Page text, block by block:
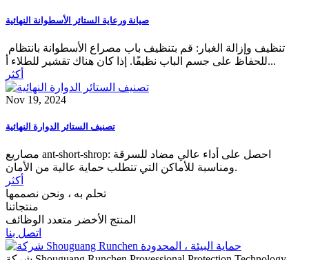
صيانة ورعاية الستائر الأسطوانة النهائية
للحفاظ على جسم الباب نظيفًا. إذا كان هناك تقشير للطلاء أ...
أكثر
Nov 19, 2024
تصنيف الستائر الدوارة النهائية
مصاريع ‌ant-short-shrop: احصل على أداء عالي مضاد للسرقة
ومناسبة للأماكن التي تتطلب حماية عالية من الأمان.
أكثر
تحلم به ، ونحن نصممها
منتجاتنا
المنتج الأخضر متعدد الوظائف
اتصل بنا